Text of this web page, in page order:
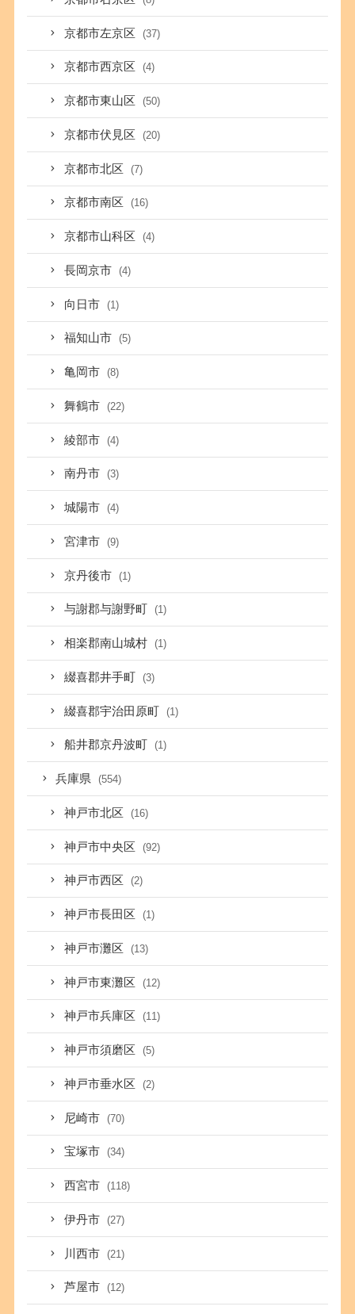
京都市左京区 (37)
京都市西京区 (4)
京都市東山区 (50)
京都市伏見区 (20)
京都市北区 (7)
京都市南区 (16)
京都市山科区 (4)
長岡京市 (4)
向日市 (1)
福知山市 (5)
亀岡市 (8)
舞鶴市 (22)
綾部市 (4)
南丹市 (3)
城陽市 (4)
宮津市 (9)
京丹後市 (1)
与謝郡与謝野町 (1)
相楽郡南山城村 (1)
綴喜郡井手町 (3)
綴喜郡宇治田原町 (1)
船井郡京丹波町 (1)
兵庫県 (554)
神戸市北区 (16)
神戸市中央区 (92)
神戸市西区 (2)
神戸市長田区 (1)
神戸市灘区 (13)
神戸市東灘区 (12)
神戸市兵庫区 (11)
神戸市須磨区 (5)
神戸市垂水区 (2)
尼崎市 (70)
宝塚市 (34)
西宮市 (118)
伊丹市 (27)
川西市 (21)
芦屋市 (12)